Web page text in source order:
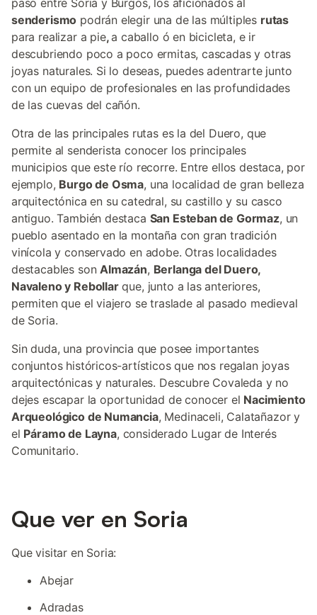
paso entre Soria y Burgos, los aficionados al
senderismo podrán elegir una de las múltiples rutas
para realizar a pie,a caballo ó en bicicleta, e ir
descubriendo poco a poco ermitas, cascadas y otras
joyas naturales. Si lo deseas, puedes adentrarte junto
con un equipo de profesionales en las profundidades
de las cuevas del cañón.
Otra de las principales rutas es la del Duero, que
permite al senderista conocer los principales
municipios que este río recorre. Entre ellos destaca, por
ejemplo, Burgo de Osma, una localidad de gran belleza
arquitectónica en su catedral, su castillo y su casco
antiguo. También destaca San Esteban de Gormaz, un
pueblo asentado en la montaña con gran tradición
vinícola y conservado en adobe. Otras localidades
destacables sonAlmazán, Berlanga del Duero,
Navaleno y Rebollarque, junto a las anteriores,
permiten que el viajero se traslade al pasado medieval
de Soria.
Sin duda, una provincia que posee importantes
conjuntos históricos-artísticos que nos regalan joyas
arquitectónicas y naturales. Descubre Covaleda y no
dejes escapar la oportunidad de conocer el Nacimiento
Arqueológico de Numancia, Medinaceli, Calatañazor y
el Páramo de Layna, considerado Lugar de Interés
Comunitario.
Que ver en Soria
Que visitar en Soria:
Abejar
Adradas